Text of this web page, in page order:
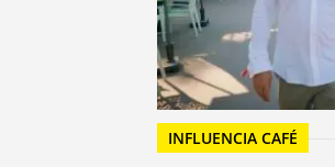
nouvelles expériences.
local et français
qui adapterait cette
à leurs exigences. Exigence de
INFLUENCIA CAFÉ